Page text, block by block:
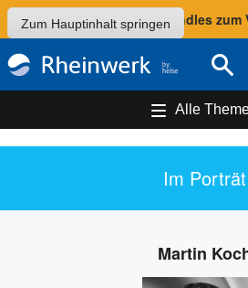
Zum Hauptinhalt springen
Sommer-Aktion: Bundles zum
Suche
Alle
Im Porträt
Martin